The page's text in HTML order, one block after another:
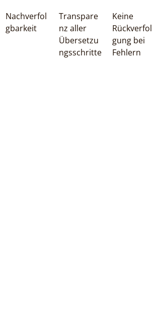
Nachverfol
gbarkeit
Transpare
nz aller
Übersetzu
ngsschritte
Keine
Rückverfol
gung bei
Fehlern